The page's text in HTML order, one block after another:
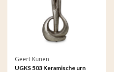
Geert Kunen
UGKS 503 Keramische urn